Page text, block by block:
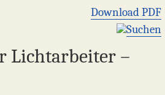
Download PDF
Suchen
Lichtarbeiter –